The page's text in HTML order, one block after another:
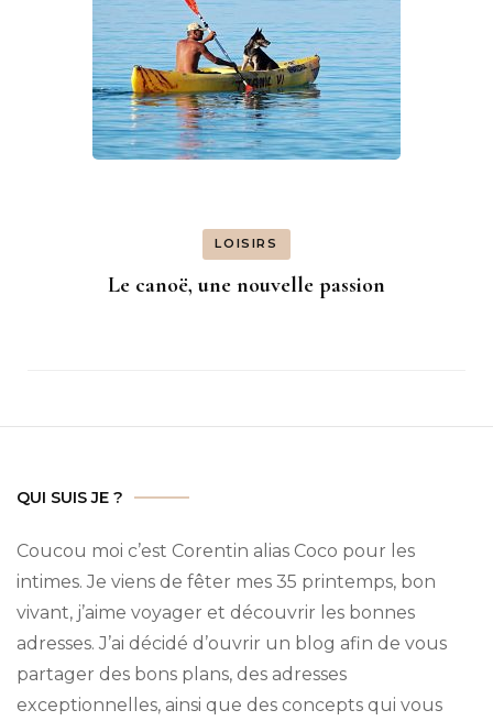
LOISIRS
Le canoë, une nouvelle passion
QUI SUIS JE ?
Coucou moi c’est Corentin alias Coco pour les
intimes. Je viens de fêter mes 35 printemps, bon
vivant, j’aime voyager et découvrir les bonnes
adresses. J’ai décidé d’ouvrir un blog afin de vous
partager des bons plans, des adresses
exceptionnelles, ainsi que des concepts qui vous